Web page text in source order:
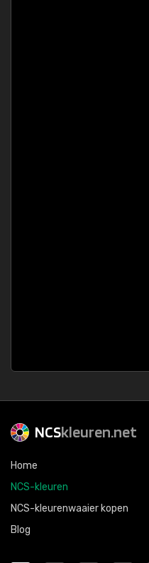
NCSkleuren.net
Home
NCS-kleuren
NCS-kleurenwaaier kopen
Blog